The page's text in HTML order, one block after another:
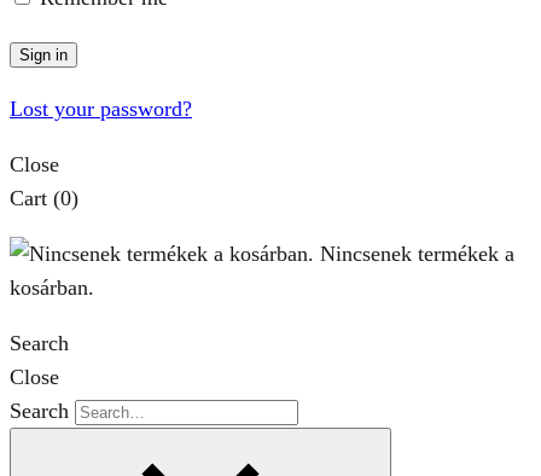
Sign in
Lost your password?
Close
Cart (0)
Nincsenek termékek a
kosárban.
Search
Close
Search